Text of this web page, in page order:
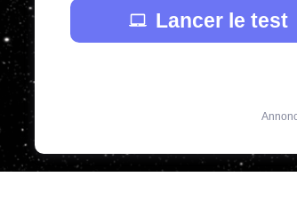
Lancer le test